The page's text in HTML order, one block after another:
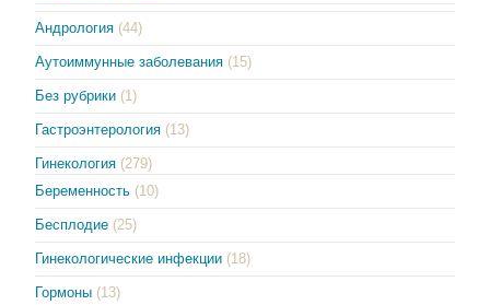
Андрология (44)
Аутоиммунные заболевания (15)
Без рубрики (1)
Гастроэнтерология (13)
Гинекология (279)
Беременность (10)
Бесплодие (25)
Гинекологические инфекции (18)
Гормоны (13)